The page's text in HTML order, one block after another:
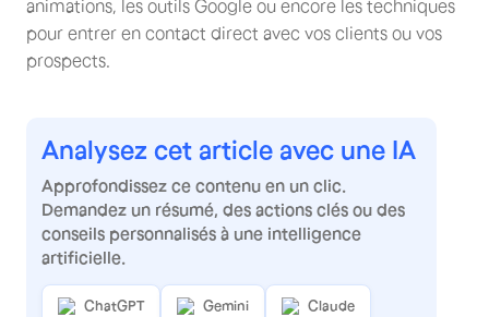
animations, les outils Google ou encore les techniques
pour entrer en contact direct avec vos clients ou vos
prospects.
Analysez cet article avec une IA
Approfondissez ce contenu en un clic.
Demandez un résumé, des actions clés ou des
conseils personnalisés à une intelligence
artificielle.
ChatGPT Gemini Claude